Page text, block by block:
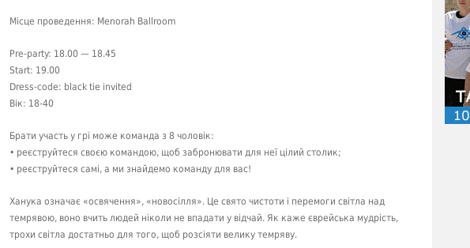
Місце проведення: Menorah Ballroom
Pre-party: 18.00 — 18.45
Start: 19.00
Dress-code: black tie invited
Вік: 18-40
Брати участь у грі може команда з 8 чоловік:
• реєструйтеся своєю командою, щоб забронювати для неї цілий столик;
• реєструйтеся самі, а ми знайдемо команду для вас!
Ханука означає «освячення», «новосілля». Це свято чистоти і перемоги світла над
темрявою, воно вчить людей ніколи не впадати у відчай. Як каже єврейська мудрість,
трохи світла достатньо для того, щоб розсіяти велику темряву.